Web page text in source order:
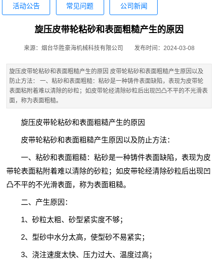
活动公告 常见问题 公司新闻
旋压皮带轮粘砂和表面粗糙产生的原因
来源：烟台华胜豪海机械科技有限公司 发布时间：2024-03-08
旋压皮带轮粘砂和表面粗糙产生的原因 皮带轮粘砂和表面粗糙产生原因以及
防止方法： 一、粘砂和表面粗糙：粘砂是一种铸件表面缺陷，表现为皮带轮
表面粘附着难以清除的砂粒；如皮带轮经清除砂粒后出现凹凸不平的不光滑表
面，称为表面粗糙。
旋压皮带轮粘砂和表面粗糙产生的原因
皮带轮粘砂和表面粗糙产生原因以及防止方法：
一、粘砂和表面粗糙：粘砂是一种铸件表面缺陷，表现为皮
带轮表面粘附着难以清除的砂粒；如皮带轮经清除砂粒后出现凹
凸不平的不光滑表面，称为表面粗糙。
二、产生原因：
1、砂粒太粗、砂型紧实度不够；
2、型砂中水分太高，使型砂不易紧实；
3、浇注速度太快、压力过大、温度过高；